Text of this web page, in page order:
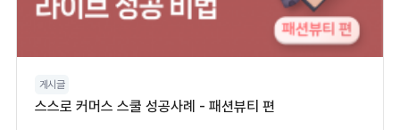
게시글
스스로 커머스 스쿨 성공사례 - 패션뷰티 편